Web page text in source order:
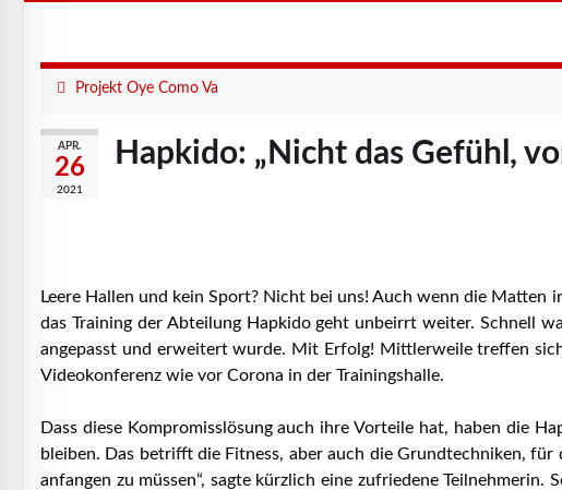
Projekt Oye Como Va
APR.
26
2021
Hapkido: „Nicht das Gefühl,
Leere Hallen und kein Sport? Nicht bei uns! Auch wenn die
das Training der Abteilung Hapkido geht unbeirrt weiter. Schnell
angepasst und erweitert wurde. Mit Erfolg! Mittlerweile treffen
Videokonferenz wie vor Corona in der Trainingshalle.
Dass diese Kompromisslösung auch ihre Vorteile hat, haben die
bleiben. Das betrifft die Fitness, aber auch die Grundtechniken,
anfangen zu müssen“, sagte kürzlich eine zufriedene